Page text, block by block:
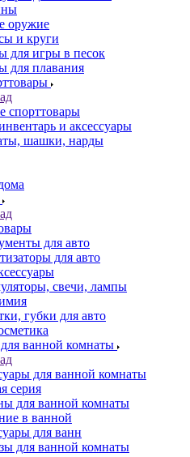
оружие
и круги
для игры в песок
для плавания
спорттовары
и аксессуары
шашки, нарды
для авто
для авто
свечи, лампы
губки для авто
ванной комнаты
для ванной комнаты
серия
для ванной комнаты
в ванной
для ванн
для ванной комнаты